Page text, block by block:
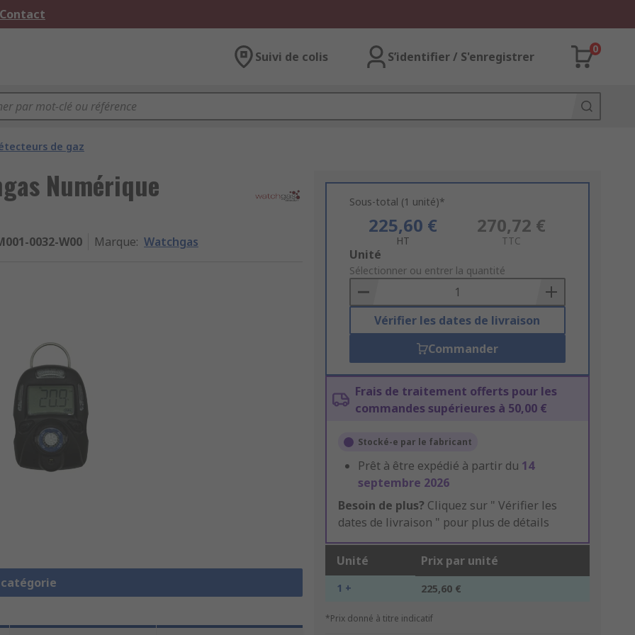
Suivi de colis S’identifier / S'enregistrer
0
de gaz
Numérique
0032-W00 Marque: Watchgas
Sous-total (1 unité)*
225,60 €
HT
270,72 €
TTC
Add
to
Basket
Unité
Sélectionner ou entrer la quantité
Vérifier les dates de livraison
Commander
Frais de traitement offerts pour les
commandes supérieures à 50,00 €
Stocké-e par le fabricant
Prêt à être expédié à partir du 14
septembre 2026
Besoin de plus? Cliquez sur " Vérifier les
dates de livraison " pour plus de détails
Unité Prix par unité
1 + 225,60 €
*Prix donné à titre indicatif